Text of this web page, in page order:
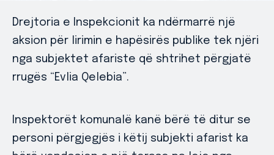
Drejtoria e Inspekcionit ka ndërmarrë një
aksion për lirimin e hapësirës publike tek njëri
nga subjektet afariste që shtrihet përgjatë
rrugës “Evlia Qelebia”.
Inspektorët komunalë kanë bërë të ditur se
personi përgjegjës i këtij subjekti afarist ka